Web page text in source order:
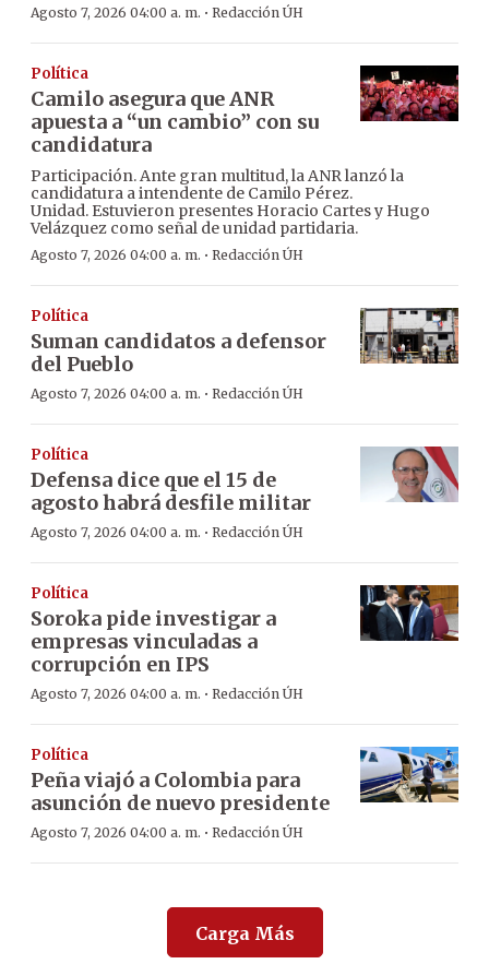
Agosto 7, 2026 04:00 a. m. · Redacción ÚH
Política
Camilo asegura que ANR
apuesta a “un cambio” con su
candidatura
Participación. Ante gran multitud, la ANR lanzó la
candidatura a intendente de Camilo Pérez.
Unidad. Estuvieron presentes Horacio Cartes y Hugo
Velázquez como señal de unidad partidaria.
Agosto 7, 2026 04:00 a. m. · Redacción ÚH
Política
Suman candidatos a defensor
del Pueblo
Agosto 7, 2026 04:00 a. m. · Redacción ÚH
Política
Defensa dice que el 15 de
agosto habrá desfile militar
Agosto 7, 2026 04:00 a. m. · Redacción ÚH
Política
Soroka pide investigar a
empresas vinculadas a
corrupción en IPS
Agosto 7, 2026 04:00 a. m. · Redacción ÚH
Política
Peña viajó a Colombia para
asunción de nuevo presidente
Agosto 7, 2026 04:00 a. m. · Redacción ÚH
Carga Más